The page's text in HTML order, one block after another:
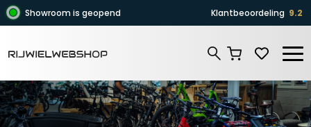
Zoeken
Showroom is geopend Klantbeoordeling 9.2